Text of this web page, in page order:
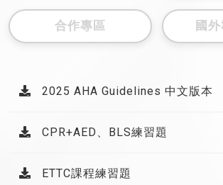
合作專區 國
2025 AHA Guidelines 中文版本
CPR+AED、BLS練習題
ETTC課程練習題